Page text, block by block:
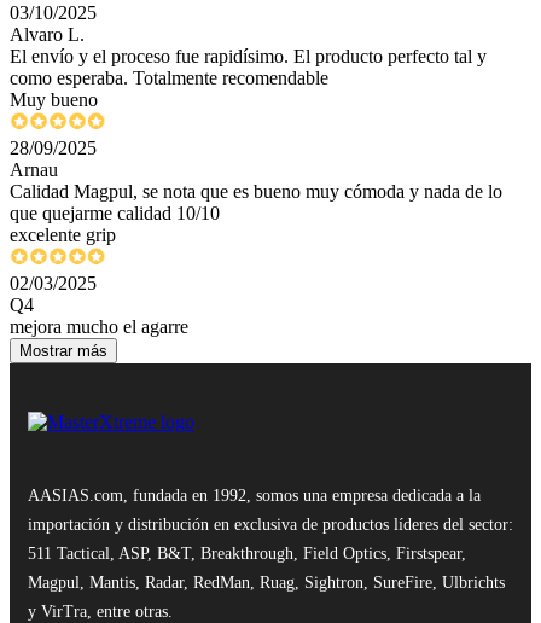
03/10/2025
Alvaro L.
El envío y el proceso fue rapidísimo. El producto perfecto tal y
como esperaba. Totalmente recomendable
Muy bueno
28/09/2025
Arnau
Calidad Magpul, se nota que es bueno muy cómoda y nada de lo
que quejarme calidad 10/10
excelente grip
02/03/2025
Q4
mejora mucho el agarre
Mostrar más
AASIAS.com, fundada en 1992, somos una empresa dedicada a la
importación y distribución en exclusiva de productos líderes del sector:
511 Tactical, ASP, B&T, Breakthrough, Field Optics, Firstspear,
Magpul, Mantis, Radar, RedMan, Ruag, Sightron, SureFire, Ulbrichts
y VirTra, entre otras.